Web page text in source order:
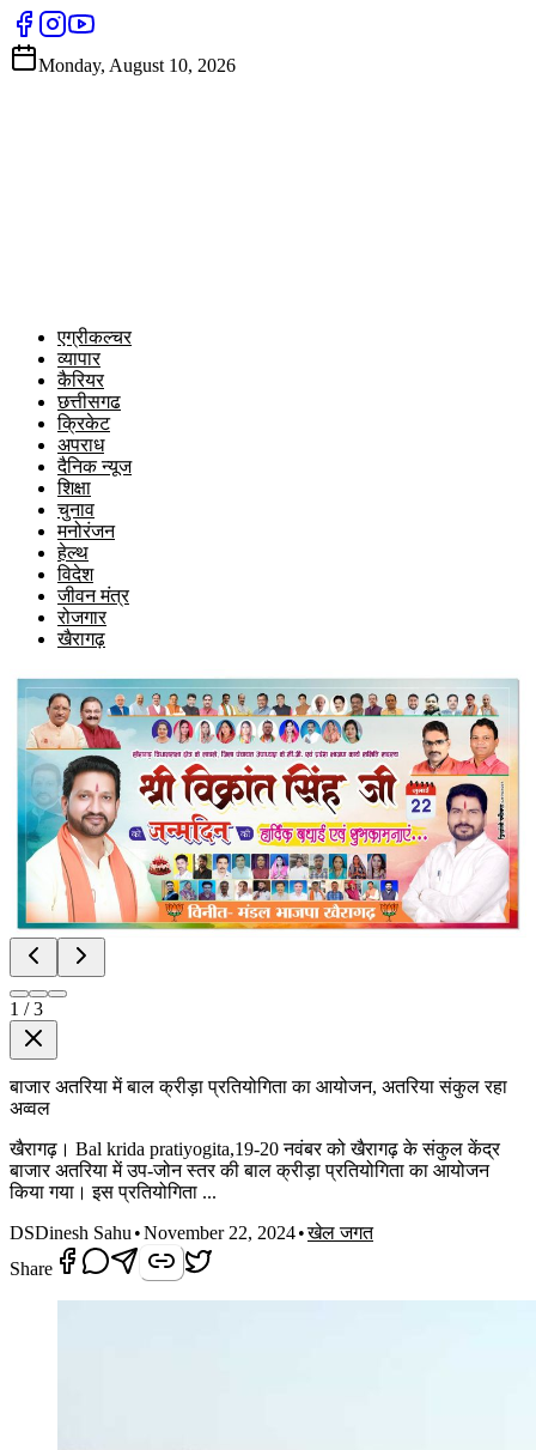
Monday, August 10, 2026
एग्रीकल्चर
व्यापार
कैरियर
छत्तीसगढ
क्रिकेट
अपराध
दैनिक न्यूज
शिक्षा
चुनाव
मनोरंजन
हेल्थ
विदेश
जीवन मंत्र
रोजगार
खैरागढ़
1 /3
बाजार अतरिया में बाल क्रीड़ा प्रतियोगिता का आयोजन, अतरिया संकुल रहा
अव्वल
खैरागढ़। Bal krida pratiyogita,19-20 नवंबर को खैरागढ़ के संकुल केंद्र
बाजार अतरिया में उप-जोन स्तर की बाल क्रीड़ा प्रतियोगिता का आयोजन
किया गया। इस प्रतियोगिता ...
DSDinesh Sahu •November 22, 2024•खेल जगत
Share